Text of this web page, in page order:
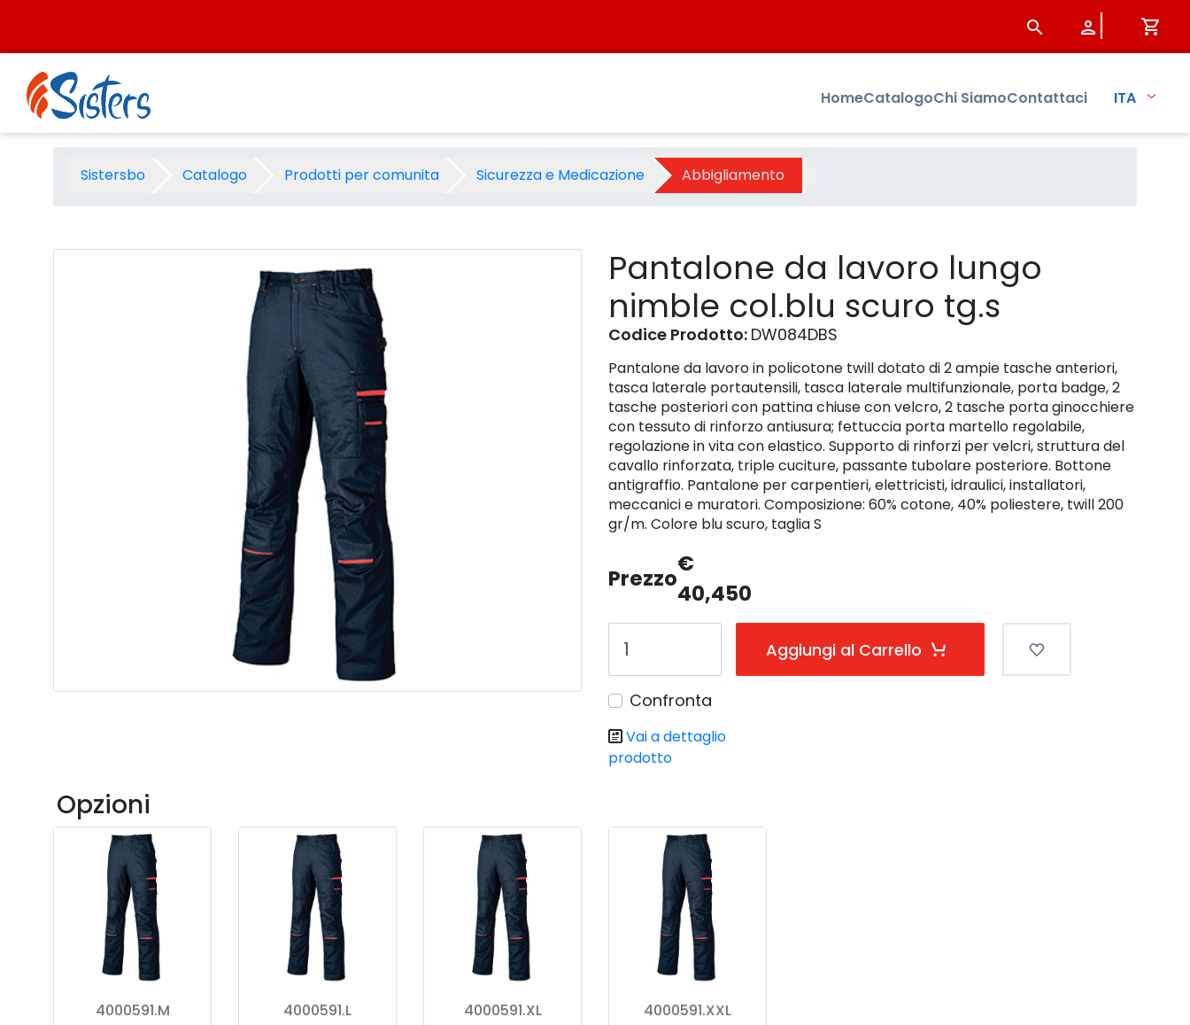
Pantalone da lavoro lungo nimble col.blu scuro tg.s - Prodotto - Sistersbo
HomeCatalogoChi SiamoContattaci ITA
Sistersbo Catalogo Prodotti per comunita Sicurezza e Medicazione Abbigliamento
Pantalone da lavoro lungo
nimble col.blu scuro tg.s
Codice Prodotto: DW084DBS
Pantalone da lavoro in policotone twill dotato di 2 ampie tasche anteriori,
tasca laterale portautensili, tasca laterale multifunzionale, porta badge, 2
tasche posteriori con pattina chiuse con velcro, 2 tasche porta ginocchiere
con tessuto di rinforzo antiusura; fettuccia porta martello regolabile,
regolazione in vita con elastico. Supporto di rinforzi per velcri, struttura del
cavallo rinforzata, triple cuciture, passante tubolare posteriore. Bottone
antigraffio. Pantalone per carpentieri, elettricisti, idraulici, installatori,
meccanici e muratori. Composizione: 60% cotone, 40% poliestere, twill 200
gr/m. Colore blu scuro, taglia S
Prezzo
€
40,450
Aggiungi al Carrello
Confronta
Vai a dettaglio
prodotto
Opzioni
4000591.M
4000591.L
4000591.XL
4000591.XXL